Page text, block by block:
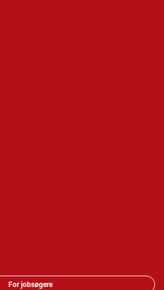
For jobsøgere